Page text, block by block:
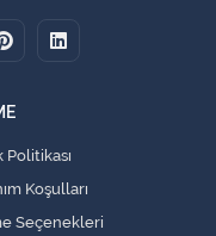
Politikası
Koşulları
Seçenekleri